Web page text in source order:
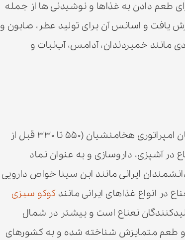
طعم دادن به غذاها و نوشیدنی ها از جمله
کشت نعناع گسترش یافت و اسانس آن برای تولید عطر، صابون و
مانند خمیردندان، آدامس، آب‌نبات و
نعناع سابقه‌ای طولانی در ایران دارد و احتمالاً از زمان امپراتوری هخامنشیان (۵۵۰ تا ۳۳۰ قبل از
در آشپزی، داروسازی و به عنوان نماد
ایرانی مانند ابن سینا خواص دارویی
در انواع غذاهای ایرانی مانند کوکو سبزی
نعناع است و بیشتر در شمال
طعم متمایزش شناخته شده و به کشورهای